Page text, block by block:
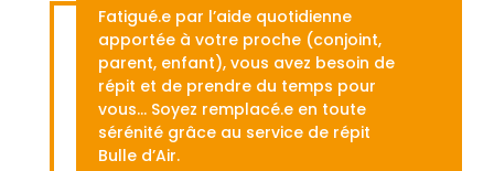
Fatigué.e par l’aide quotidienne
apportée à votre proche (conjoint,
parent, enfant), vous avez besoin de
répit et de prendre du temps pour
vous… Soyez remplacé.e en toute
sérénité grâce au service de répit
Bulle d’Air.